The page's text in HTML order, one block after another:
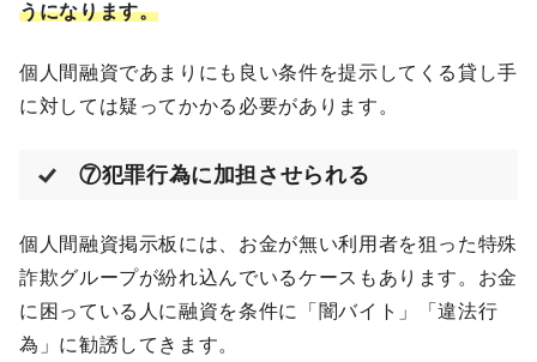
うになります。
個人間融資であまりにも良い条件を提示してくる貸し手
に対しては疑ってかかる必要があります。
⑦犯罪行為に加担させられる
個人間融資掲示板には、お金が無い利用者を狙った特殊
詐欺グループが紛れ込んでいるケースもあります。お金
に困っている人に融資を条件に「闇バイト」「違法行
為」に勧誘してきます。